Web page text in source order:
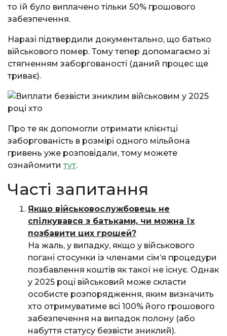
то їй було виплачено тільки 50% грошового
забезпечення.
Наразі підтвердили документально, що батько
військового помер. Тому тепер допомагаємо зі
стягненням заборгованості (даний процес ще
триває).
Про те як допомогли отримати клієнтці
заборгованість в розмірі одного мільйона
гривень уже розповідали, тому можете
ознайомити тут.
Часті запитання
Якщо військовослужбовець не
спілкувався з батьками, чи можна їх
позбавити цих грошей?
На жаль, у випадку, якщо у військового
погані стосунки із членами сім’я процедури
позбавлення коштів як такої не існує. Однак
у 2025 році військовий може скласти
особисте розпорядження, яким визначить
хто отримуватиме всі 100% його грошового
забезпечення на випадок полону (або
набуття статусу безвісти зниклий).